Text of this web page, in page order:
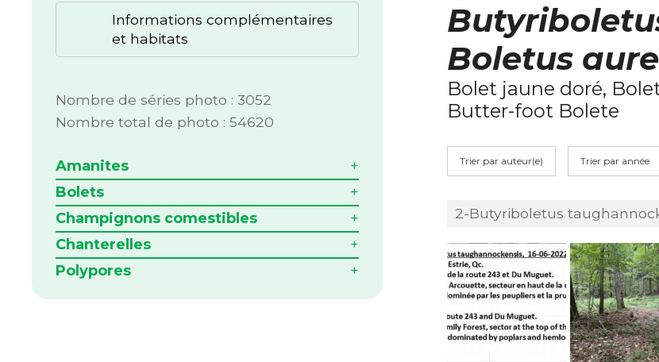
Informations complémentaires
et habitats
Nombre de séries photo : 3052
Nombre total de photo : 54620
Amanites
Bolets
Champignons comestibles
Chanterelles
Polypores
Boletus
Bolet jaune doré,
Butter-foot Bolete
Trier par auteur(e) Trier par année
2-Butyriboletus